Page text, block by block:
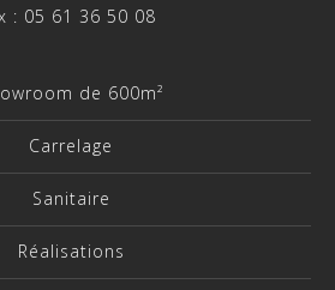
: 05 61 36 50 08
de 600m²
Carrelage
Sanitaire
Réalisations